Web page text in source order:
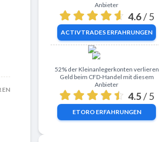
Anbieter
4.6 / 5
ACTIVTRADES ERFAHRUNGEN
Zu eToro
52% der Kleinanlegerkonten verlieren
Geld beim CFD-Handel mit diesem
Anbieter
4.5 / 5
ETOROERFAHRUNGEN